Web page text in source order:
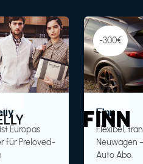
Europas
für Preloved-
-300€
Finn
Flexibel,
Neuwagen
Auto Abo.